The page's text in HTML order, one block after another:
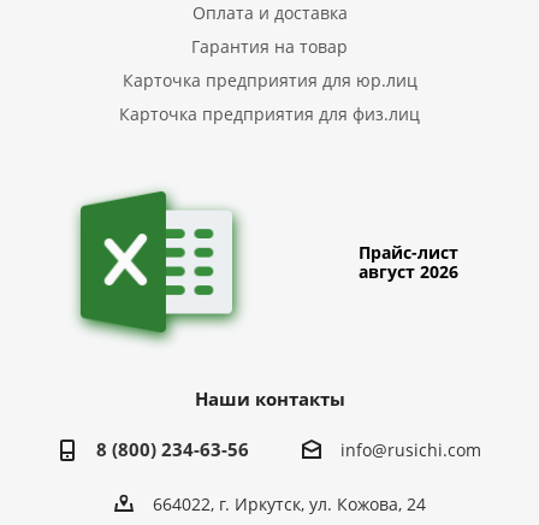
Оплата и доставка
Гарантия на товар
Карточка предприятия для юр.лиц
Карточка предприятия для физ.лиц
Прайс-лист
август 2026
Наши контакты
8 (800) 234-63-56 info@rusichi.com
664022, г. Иркутск, ул. Кожова, 24